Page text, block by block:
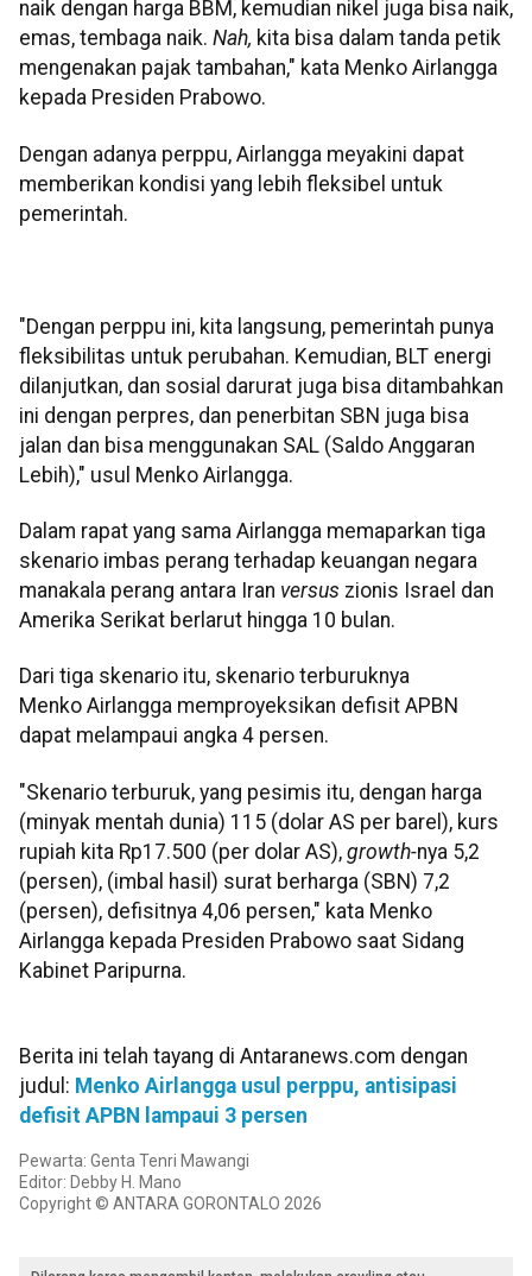
naik dengan harga BBM, kemudian nikel juga bisa naik,
emas, tembaga naik. Nah, kita bisa dalam tanda petik
mengenakan pajak tambahan," kata Menko Airlangga
kepada Presiden Prabowo.
Dengan adanya perppu, Airlangga meyakini dapat
memberikan kondisi yang lebih fleksibel untuk
pemerintah.
"Dengan perppu ini, kita langsung, pemerintah punya
fleksibilitas untuk perubahan. Kemudian, BLT energi
dilanjutkan, dan sosial darurat juga bisa ditambahkan
ini dengan perpres, dan penerbitan SBN juga bisa
jalan dan bisa menggunakan SAL (Saldo Anggaran
Lebih)," usul Menko Airlangga.
Dalam rapat yang sama Airlangga memaparkan tiga
skenario imbas perang terhadap keuangan negara
manakala perang antara Iran versus zionis Israel dan
Amerika Serikat berlarut hingga 10 bulan.
Dari tiga skenario itu, skenario terburuknya
Menko Airlangga memproyeksikan defisit APBN
dapat melampaui angka 4 persen.
"Skenario terburuk, yang pesimis itu, dengan harga
(minyak mentah dunia) 115 (dolar AS per barel), kurs
rupiah kita Rp17.500 (per dolar AS), growth-nya 5,2
(persen), (imbal hasil) surat berharga (SBN) 7,2
(persen), defisitnya 4,06 persen," kata Menko
Airlangga kepada Presiden Prabowo saat Sidang
Kabinet Paripurna.
Berita ini telah tayang di Antaranews.com dengan
judul: Menko Airlangga usul perppu, antisipasi
defisit APBN lampaui 3 persen
Pewarta: Genta Tenri Mawangi
Editor: Debby H. Mano
Copyright © ANTARA GORONTALO 2026